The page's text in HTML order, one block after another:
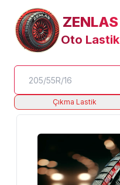
ZENLAS
Oto Lastik
Çıkma Lastik